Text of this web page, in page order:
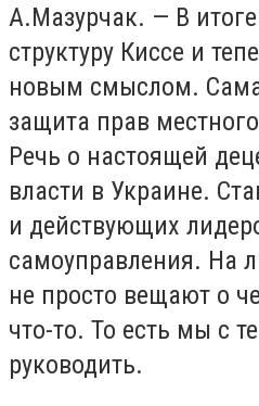
А.Мазурчак. — В
структуру Киссе и
новым смыслом.
защита прав
Речь о настоящей
власти в Украине.
и действующих
самоуправления. На
не просто вещают о
что-то. То есть мы с
руководить.